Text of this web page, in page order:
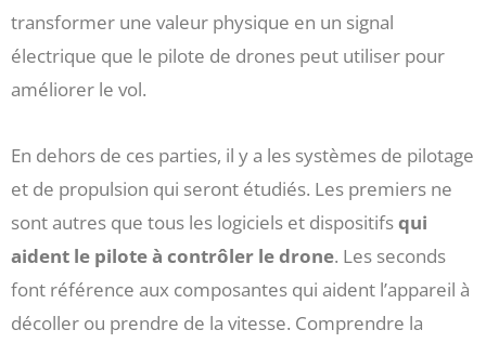
transformer une valeur physique en un signal
électrique que le pilote de drones peut utiliser pour
améliorer le vol.
En dehors de ces parties, il y a les systèmes de pilotage
et de propulsion qui seront étudiés. Les premiers ne
sont autres que tous les logiciels et dispositifsqui
aident le pilote à contrôler le drone. Les seconds
font référence aux composantes qui aident l’appareil à
décoller ou prendre de la vitesse. Comprendre la